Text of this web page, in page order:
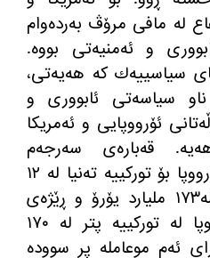
له مافی مرۆڤ بهردهوام
و ئهمنیهتی بووه‌.
سیاسییهك كه ههیهتی،
ناو سیاسهتی ئابووری و
تانی ئۆرووپایی و ئهمریكا
یه‌.قهبارهی سهرجهم
بۆ توركییه ‌تهنیا له ١٢
١٧٣ ملیارد یۆرۆ و ڕێژه
ی
له توركییه پتر له ١٧٠
ئهم موعامله پر سووده